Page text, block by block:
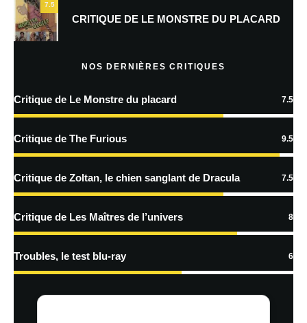
Prévenez-moi de tous les nouveaux commentaires par e-mail.
Prévenez-moi de tous les nouveaux articles par e-mail.
En savoir
traitées
7.5
CRITIQUE DE LE MONSTRE DU PLACARD
NOS DERNIÈRES CRITIQUES
Critique de Le Monstre du placard 7.5
Critique de The Furious 9.5
Critique de Zoltan, le chien sanglant de Dracula 7.5
Critique de Les Maîtres de l’univers 8
Troubles, le test blu-ray 6